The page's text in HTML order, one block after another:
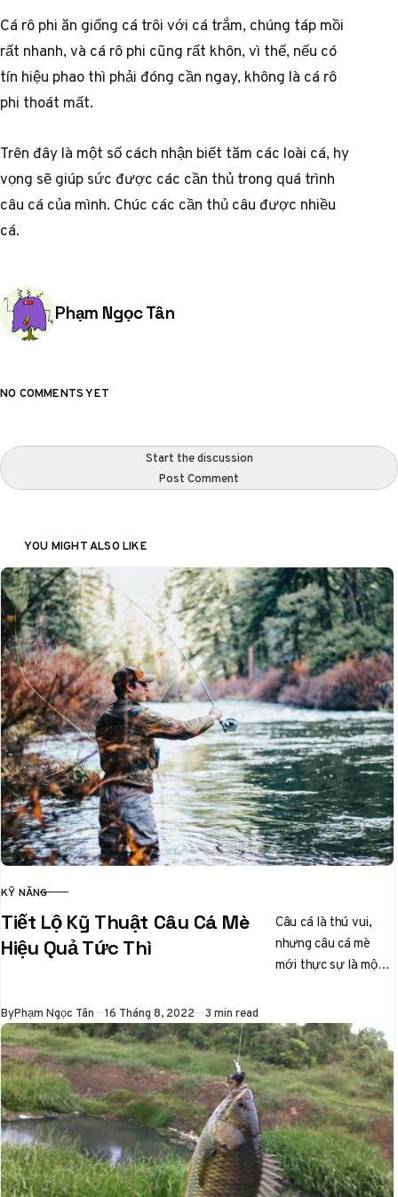
Cá rô phi ăn giống cá trôi với cá trắm, chúng táp mồi
rất nhanh, và cá rô phi cũng rất khôn, vì thế, nếu có
tín hiệu phao thì phải đóng cần ngay, không là cá rô
phi thoát mất.
Trên đây là một số cách nhận biết tăm các loài cá, hy
vọng sẽ giúp sức được các cần thủ trong quá trình
câu cá của mình. Chúc các cần thủ câu được nhiều
cá.
Posted by
Phạm Ngọc Tân
NO COMMENTS YET
Start the discussion
Post Comment
YOU MIGHT ALSO LIKE
CATEGORY
KỸ NĂNG
Tiết Lộ Kỹ Thuật Câu Cá Mè
Hiệu Quả Tức Thì
Câu cá là thú vui,
nhưng câu cá mè
mới thực sự là một
ByPhạm Ngọc Tân Published
16 Tháng 8, 2022 3 min read